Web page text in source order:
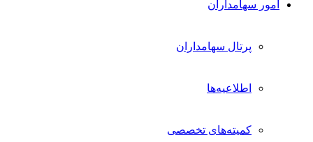
امور سهامداران
پرتال سهامداران
اطلاعیه‌ها
کمیته‌های تخصصی